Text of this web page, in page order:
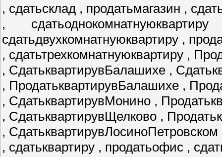
, сдатьсклад , продатьмагазин ,
,
сдатьдвухкомнатнуюквартиру ,
, сдатьтрехкомнатнуюквартиру ,
, СдатьквартирувБалашихе ,
, ПродатьквартирувБалашихе ,
, СдатьквартирувМонино ,
, СдатьквартирувЩелково ,
, СдатьквартирувЛосиноПетровском
, сдатьквартиру , продатьофис ,